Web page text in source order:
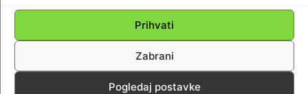
Prihvati
Zabrani
Pogledaj postavke